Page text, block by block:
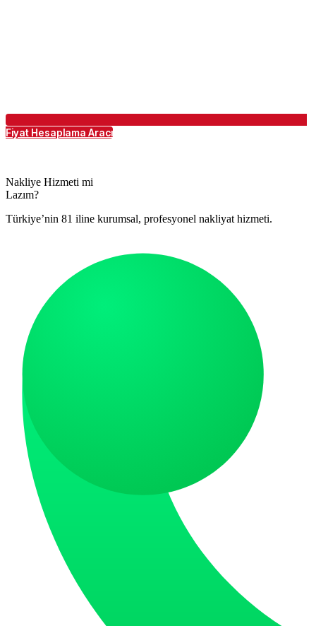
Fiyat Hesaplama Aracı
Nakliye Hizmeti mi
Lazım?
Türkiye’nin 81 iline kurumsal, profesyonel nakliyat hizmeti.